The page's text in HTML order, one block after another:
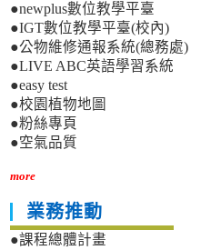
●newplus數位教學平臺
●IGT數位教學平臺(校內)
●公物維修通報系統(總務處)
●LIVE ABC英語學習系統
●easy test
●校園植物地圖
●粉絲專頁
●空氣品質
more
業務推動
●課程總體計畫